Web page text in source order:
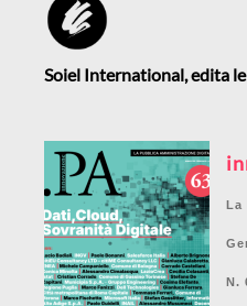
Soiel International, edita
N.